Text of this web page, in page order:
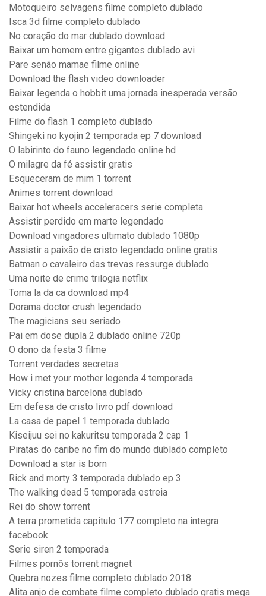
Motoqueiro selvagens filme completo dublado
Isca 3d filme completo dublado
No coração do mar dublado download
Baixar um homem entre gigantes dublado avi
Pare senão mamae filme online
Download the flash video downloader
Baixar legenda o hobbit uma jornada inesperada versão
estendida
Filme do flash 1 completo dublado
Shingeki no kyojin 2 temporada ep 7 download
O labirinto do fauno legendado online hd
O milagre da fé assistir gratis
Esqueceram de mim 1 torrent
Animes torrent download
Baixar hot wheels acceleracers serie completa
Assistir perdido em marte legendado
Download vingadores ultimato dublado 1080p
Assistir a paixão de cristo legendado online gratis
Batman o cavaleiro das trevas ressurge dublado
Uma noite de crime trilogia netflix
Toma la da ca download mp4
Dorama doctor crush legendado
The magicians seu seriado
Pai em dose dupla 2 dublado online 720p
O dono da festa 3 filme
Torrent verdades secretas
How i met your mother legenda 4 temporada
Vicky cristina barcelona dublado
Em defesa de cristo livro pdf download
La casa de papel 1 temporada dublado
Kiseijuu sei no kakuritsu temporada 2 cap 1
Piratas do caribe no fim do mundo dublado completo
Download a star is born
Rick and morty 3 temporada dublado ep 3
The walking dead 5 temporada estreia
Rei do show torrent
A terra prometida capitulo 177 completo na integra
facebook
Serie siren 2 temporada
Filmes pornôs torrent magnet
Quebra nozes filme completo dublado 2018
Alita anjo de combate filme completo dublado gratis mega